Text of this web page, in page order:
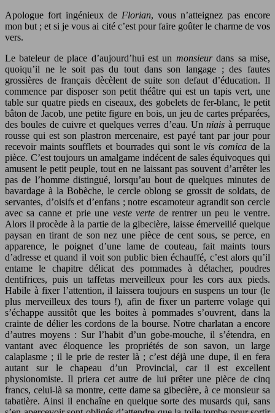
Apologue fort ingénieux de Florian, vous n’atteignez pas encore
mon but ; et si je vous ai cité c’est pour faire goûter le charme de vos
vers.
Le bateleur de place d’aujourd’hui est un monsieurdans sa mise,
quoiqu’il ne le soit pas du tout dans son langage ; des fautes
grossières de français dècèlent de suite son defaut d’éducation. Il
commence par disposer son petit théâtre qui est un tapis vert, une
table sur quatre pieds en ciseaux, des gobelets de fer-blanc, le petit
bâton de Jacob, une petite figure en bois, un jeu de cartes préparées,
des boules de cuivre et quelques verres d’eau. Unniais à perruque
rousse qui est son plastron mercenaire, est payé tant par jour pour
recevoir maints soufflets et bourrades qui sont levis comicade la
pièce. C’est toujours un amalgame indécent de sales équivoques qui
amusent le petit peuple, tout en ne laissant pas souvent d’arrêter les
pas de l’homme distingué, lorsqu’au bout de quelques minutes de
bavardage à la Bobèche, le cercle oblong se grossit de soldats, de
servantes, d’oisifs et d’enfans ; notre escamoteur agrandit son cercle
avec sa canne et prie une veste verte de rentrer un peu le ventre.
Alors il procède à la partie de la gibecière, laisse émerveillé quelque
paysan en tirant de son nez une pièce de cent sous, se perce, en
apparence, le poignet d’une lame de couteau, fait maints tours
d’adresse et quand il voit son public bien échauffé, c’est alors qu’il
entame le chapitre délicat des pommades à détacher, poudres
dentifrices, puis un taffetas merveilleux pour les cors aux pieds.
Habile à fixer l’attention, il laissera toujours en suspens un tour (le
plus merveilleux des tours !), afin de fixer un parterre volage qui
s’échappe aussitôt que les boites à pommades s’ouvrent, dans la
crainte de délier les cordons de la bourse. Notre charlatan a encore
d’autres moyens : Sur l’habit d’un gobe-mouche, il s’étendra, en
vantant avec éloquence les propriétés de son savon, un large
calaplasme ; il le prie de rester là ; c’est déjà une dupe, il en fera
autant sur le chapeau d’un Provincial, car il est excellent
physionomiste. Il priera cet autre de lui prêter une pièce de cinq
francs, celui-là sa montre, cette dame sa gibecière, à ce monsieur sa
tabatière. Ainsi il enchaîne en quelque sorte des musards qui, sans